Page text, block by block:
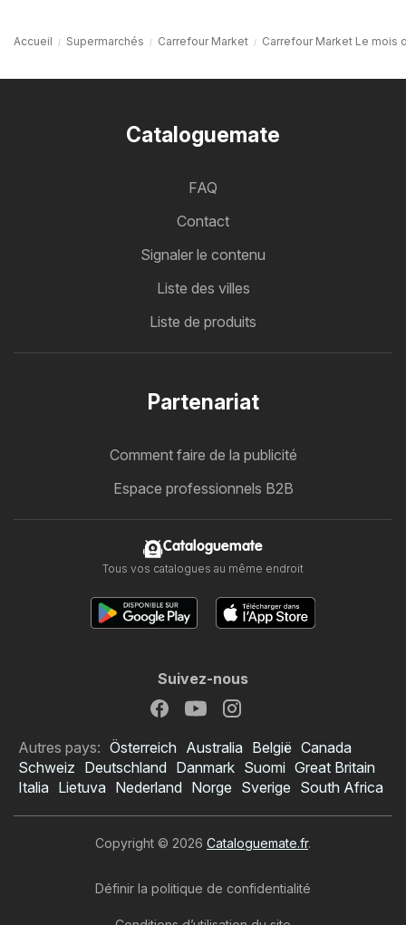
Accueil Supermarchés Carrefour Market Carrefour Market Le mois
Cataloguemate
FAQ
Contact
Signaler le contenu
Liste des villes
Liste de produits
Partenariat
Comment faire de la publicité
Espace professionnels B2B
Cataloguemate
Tous vos catalogues au même endroit
Suivez-nous
Autres pays: Österreich Australia België Canada
Schweiz Deutschland Danmark Suomi Great Britain
Italia Lietuva Nederland Norge Sverige South Africa
Copyright © 2026 Cataloguemate.fr.
Définir la politique de confidentialité